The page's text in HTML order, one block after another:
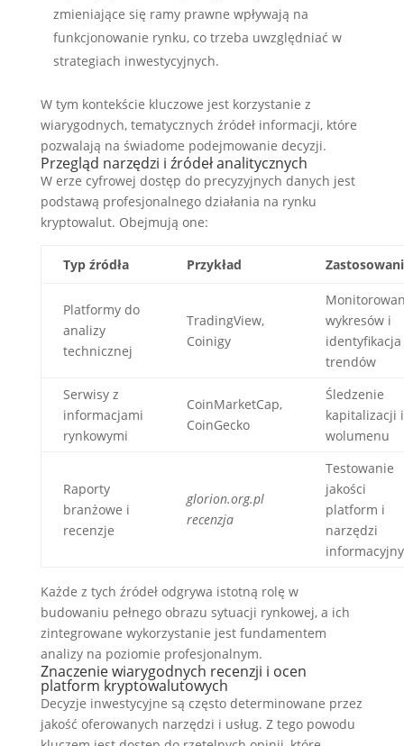
zmieniające się ramy prawne wpływają na
funkcjonowanie rynku, co trzeba uwzględniać w
strategiach inwestycyjnych.
W tym kontekście kluczowe jest korzystanie z
wiarygodnych, tematycznych źródeł informacji, które
pozwalają na świadome podejmowanie decyzji.
Przegląd narzędzi i źródeł analitycznych
W erze cyfrowej dostęp do precyzyjnych danych jest
podstawą profesjonalnego działania na rynku
kryptowalut. Obejmują one:
Typ źródła Przykład
Platformy do
analizy
technicznej
TradingView,
Coinigy
wykresów i
identyfikacja
trendów
Serwisy z
informacjami
rynkowymi
CoinMarketCap,
CoinGecko
Śledzenie
kapitalizacji i
wolumenu
Raporty
branżowe i
recenzje
glorion.org.pl
recenzja
Testowanie
jakości
platform i
narzędzi
Każde z tych źródeł odgrywa istotną rolę w
budowaniu pełnego obrazu sytuacji rynkowej, a ich
zintegrowane wykorzystanie jest fundamentem
analizy na poziomie profesjonalnym.
Znaczenie wiarygodnych recenzji i ocen
platform kryptowalutowych
Decyzje inwestycyjne są często determinowane przez
jakość oferowanych narzędzi i usług. Z tego powodu